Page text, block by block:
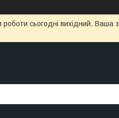
сьогодні вихідний.